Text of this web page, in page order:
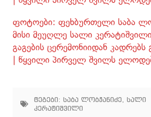
ფოტოები: ფეხბურთელი საბა
მისი მეუღლე სალი კერატიშვილი
გაგების ცერემონიიდან კადრებს
| წყვილი პირველ შვილს
ტეგები: საბა ლობჟანიძე, სალი
კერატიშვილი